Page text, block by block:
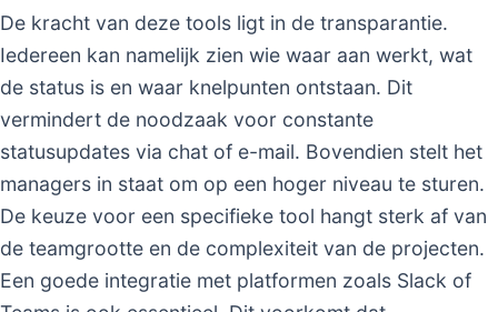
De kracht van deze tools ligt in de transparantie.
Iedereen kan namelijk zien wie waar aan werkt, wat
de status is en waar knelpunten ontstaan. Dit
vermindert de noodzaak voor constante
statusupdates via chat of e-mail. Bovendien stelt het
managers in staat om op een hoger niveau te sturen.
De keuze voor een specifieke tool hangt sterk af van
de teamgrootte en de complexiteit van de projecten.
Een goede integratie met platformen zoals Slack of